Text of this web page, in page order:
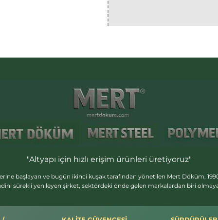
"Altyapı için hızlı erişim ürünleri üretiyoruz"
başlayan ve bugün ikinci kuşak tarafından yönetilen Mert Döküm,
sürekli yenileyen şirket, sektördeki önde gelen markalardan biri